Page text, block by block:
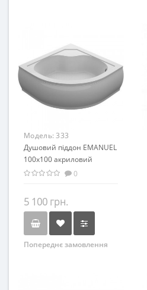
Модель:333
Душовий піддон EMANUEL
100х100 акриловий
0
5 100 грн.
Попереднє замовлення